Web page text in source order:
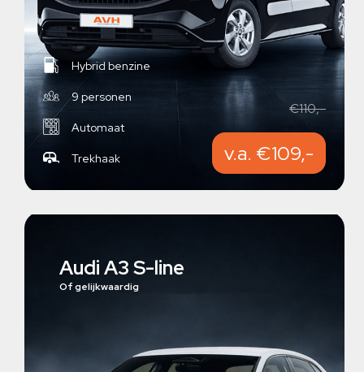
Hybrid benzine
9 personen
Automaat
Trekhaak
€110,-
v.a. €109,-
Audi A3 S-line
Of gelijkwaardig